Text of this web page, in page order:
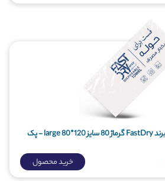
حوله یکبارمصرف اقتصادی برند FastDry گرماژ 80 سایز 120*80 large - پک
خرید محصول